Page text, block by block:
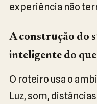
experiência não
A construção do
inteligente do
O roteiro usa o
Luz, som,